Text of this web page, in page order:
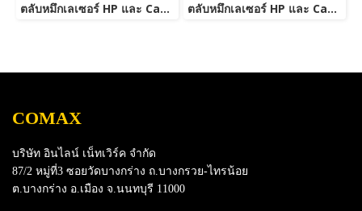
ตลับหมึกเลเซอร์ HP และ Canon รุ่น CE285A/CB435ACanon 325/312/313/125/712/713/725-JUMBO ตลับหมึกเลเซอร์ HP และ Canon รุ่น CE278A Canon 126/128/726/728/326/328 JUMBO
COMAX
บริษัท อินไลน์ เน็ทเวิร์ค จำกัด
87/2 หมู่ที่3 ซอยวัดบางกร่าง ถ.บางกรวย-ไทรน้อย
ต.บางกร่าง อ.เมือง จ.นนทบุรี 11000